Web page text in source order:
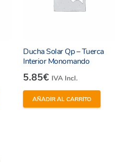
Ducha Solar Qp – Tuerca
Interior Monomando
5.85€ IVA Incl.
AÑADIR AL CARRITO